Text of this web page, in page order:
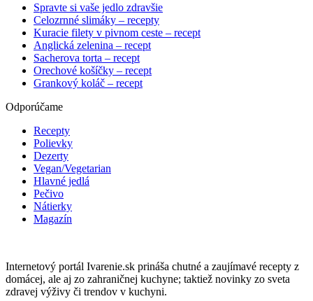
Spravte si vaše jedlo zdravšie
Celozrnné slimáky – recepty
Kuracie filety v pivnom ceste – recept
Anglická zelenina – recept
Sacherova torta – recept
Orechové košíčky – recept
Grankový koláč – recept
Odporúčame
Recepty
Polievky
Dezerty
Vegan/Vegetarian
Hlavné jedlá
Pečivo
Nátierky
Magazín
Internetový portál Ivarenie.sk prináša chutné a zaujímavé recepty z
domácej, ale aj zo zahraničnej kuchyne; taktiež novinky zo sveta
zdravej výživy či trendov v kuchyni.